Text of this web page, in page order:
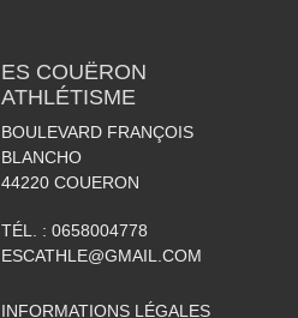
ES COUËRON
ATHLÉTISME
BOULEVARD FRANÇOIS
BLANCHO
44220 COUERON
TÉL. : 0658004778
ESCATHLE@GMAIL.COM
INFORMATIONS LÉGALES